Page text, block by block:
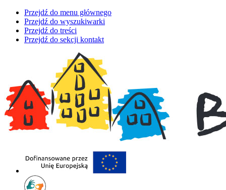
Przejdź do menu głównego
Przejdź do wyszukiwarki
Przejdź do treści
Przejdź do sekcji kontakt